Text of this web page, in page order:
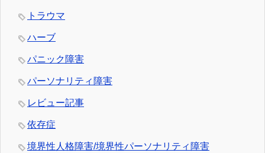
トラウマ
ハーブ
パニック障害
パーソナリティ障害
レビュー記事
依存症
境界性人格障害/境界性パーソナリティ障害